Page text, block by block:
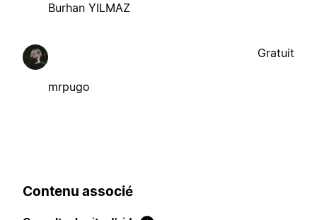
Burhan YILMAZ
mrpugo
Gratuit
Contenu associé